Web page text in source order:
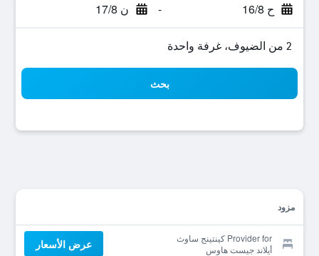
ح 16/8 - ن 17/8
2 من الضيوف، غرفة واحدة
بحث
مزود
Provider for كينتينج ساوث
أيلاند جيست هاوس
عرض الأسعار